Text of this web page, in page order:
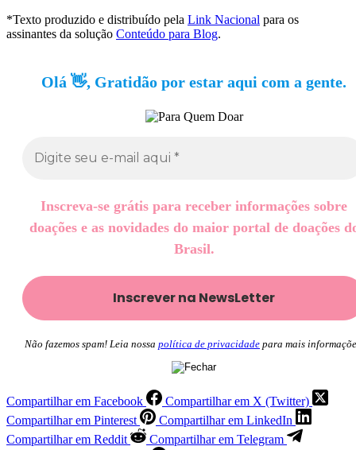
*Texto produzido e distribuído pela Link Nacional para os
assinantes da solução Conteúdo para Blog.
Olá 👋, Gratidão por estar aqui com a gente.
Inscreva-se grátis para receber informações sobre
doações e as novidades do maior portal de doações
Brasil.
Não fazemos spam! Leia nossa política de privacidade para mais
Compartilhar em Facebook
Compartilhar em X (Twitter)
Compartilhar em Pinterest
Compartilhar em LinkedIn
Compartilhar em Reddit
Compartilhar em Telegram